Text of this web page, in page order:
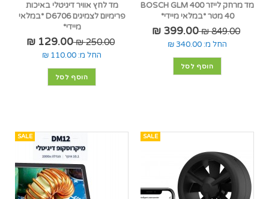
מד מרחק לייזר BOSCH GLM 400
40 מטר *במלאי מיידי*
849.00 ₪
399.00 ₪
החל מ: 340.00 ₪
הוסף לסל
מד לחץ אוויר דיגיטלי באיכות
פרימיום לצמיגים D6706 *במלאי
מיידי*
250.00 ₪
129.00 ₪
החל מ: 110.00 ₪
הוסף לסל
SALE
SALE